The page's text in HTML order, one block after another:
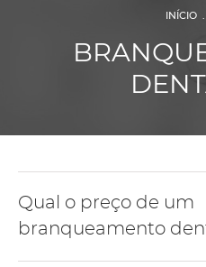
INÍCIO.
Qual o preço de um
branqueamento